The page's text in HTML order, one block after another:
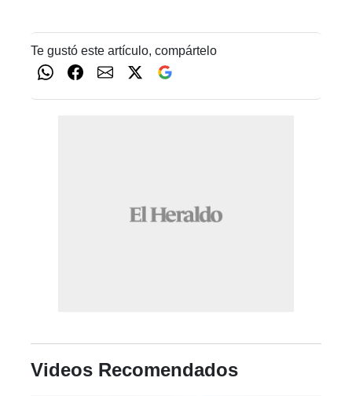
Te gustó este artículo, compártelo
Videos Recomendados